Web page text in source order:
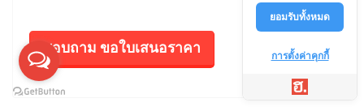
สอบถาม ขอใบเสนอราคา
ยอมรับทั้งหมด
การตั้งค่าคุกกี้